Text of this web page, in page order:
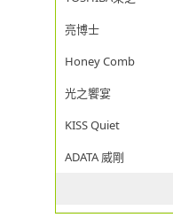
亮博士
Honey Comb
光之饗宴
KISS Quiet
ADATA 威剛